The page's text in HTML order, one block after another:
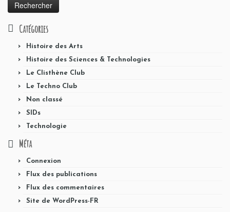
Catégories
Histoire des Arts
Histoire des Sciences & Technologies
Le Clisthène Club
Le Techno Club
Non classé
SIDs
Technologie
Méta
Connexion
Flux des publications
Flux des commentaires
Site de WordPress-FR